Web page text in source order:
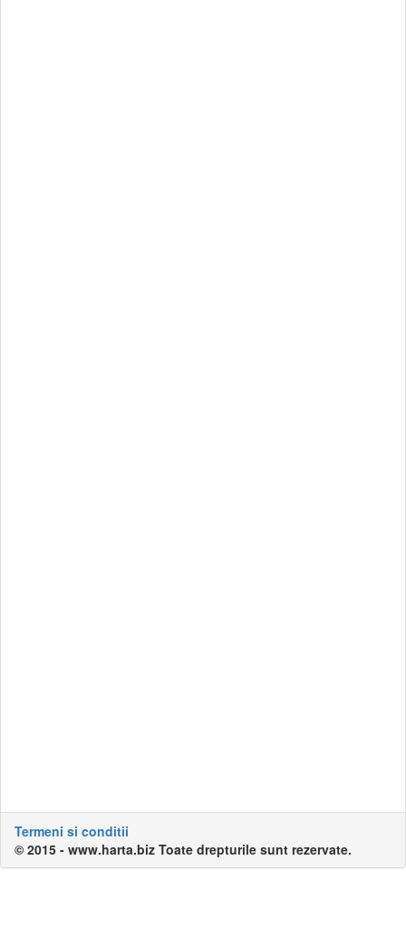
Termeni si conditii
© 2015 - www.harta.biz Toate drepturile sunt rezervate.